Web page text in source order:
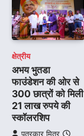
क्षेत्रीय
अभय भुतडा
फाउंडेशन की ओर से
300 छात्रों को मिली
21 लाख रुपये की
स्कॉलरशिप
पत्रकार मित्र